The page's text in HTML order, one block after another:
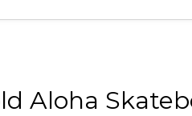
Aloha